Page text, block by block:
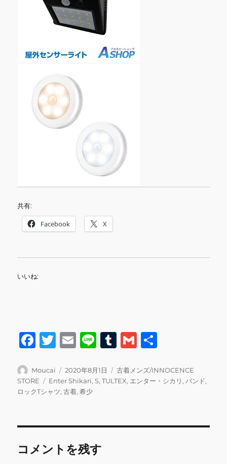
共有:
Facebook X
いいね:
F
c
e
o
k
T
it
te
E
ai
l
Li
e
T
m
bl
G
ai
l
投
稿
者
Moucai
投
稿
日:
2020年8月1日
カ
テ
古着メンズ/INNOCENCE
STORE
タ
グ
Enter Shikari,S,TULTEX, エンター・シカリ , バンド,
ロックTシャツ,古着,希少
コメントを残す